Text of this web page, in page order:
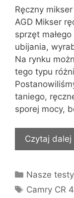
Ręczny
AGD Mikser
sprzęt
ubijania,
Na rynku
tego typu
taniego,
sporej mocy,
Czytaj dalej
Kategorie
Nasze testy
Tagi
Camry CR